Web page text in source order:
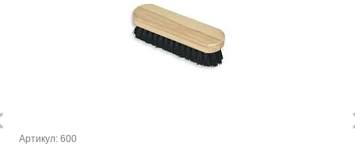
Артикул: 600